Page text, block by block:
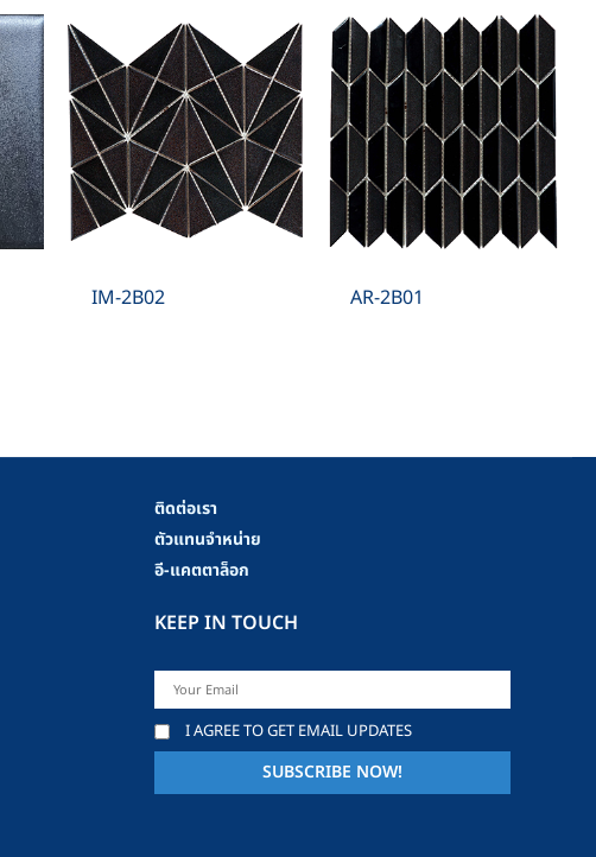
IM-2B02 AR-2B01
ติดต่อเรา
ตัวแทนจำหน่าย
อี-แคตตาล็อก
KEEP IN TOUCH
I AGREE TO GET EMAIL UPDATES